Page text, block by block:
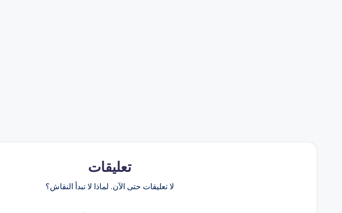
تعليقات
لا تعليقات حتى الآن. لماذا لا تبدأ النقاش؟